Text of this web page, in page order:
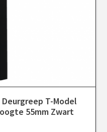
T-Model
55mm Zwart